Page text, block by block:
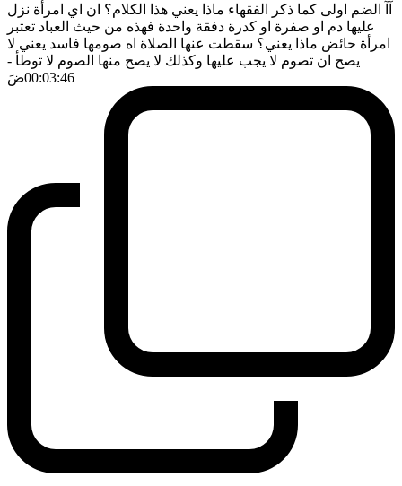
آآ الضم اولى كما ذكر الفقهاء ماذا يعني هذا الكلام؟ ان اي امرأة نزل
عليها دم او صفرة او كدرة دفقة واحدة فهذه من حيث العباد تعتبر
امرأة حائض ماذا يعني؟ سقطت عنها الصلاة اه صومها فاسد يعني لا
يصح ان تصوم لا يجب عليها وكذلك لا يصح منها الصوم لا توطأ -
00:03:46ضَ